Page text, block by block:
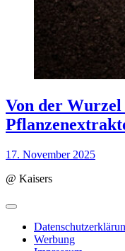
Von der
17. November 2025
@ Kaisers
Werbung